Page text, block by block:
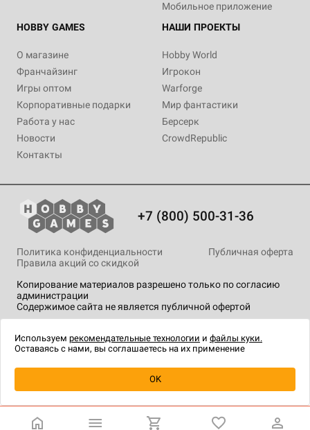
Уведомить о наличии
Мобильное приложение
HOBBY GAMES
О магазине
Франчайзинг
Игры оптом
Корпоративные подарки
Работа у нас
Новости
Контакты
НАШИ ПРОЕКТЫ
Hobby World
Игрокон
Warforge
Мир фантастики
Берсерк
CrowdRepublic
+7 (800) 500-31-36
Копирование материалов разрешено только по согласию
администрации
Содержимое сайта не является публичной офертой
Политика конфиденциальности
Публичная оферта
Правила акций со скидкой
технологии.
Используем рекомендательные технологии и файлы куки.
Оставаясь с нами, вы соглашаетесь на их применение
OK